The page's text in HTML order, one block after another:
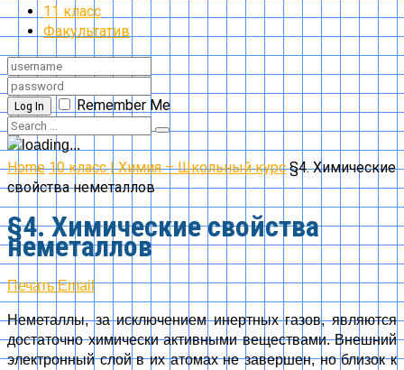
11 класс
Факультатив
Log In Remember Me
Home 10 класс | Химия – Школьный курс §4. Химические
свойства неметаллов
§4. Химические свойства
неметаллов
Печать Email
Неметаллы, за исключением инертных газов, являются
достаточно химически активными веществами. Внешний
электронный слой в их атомах не завершен, но близок к